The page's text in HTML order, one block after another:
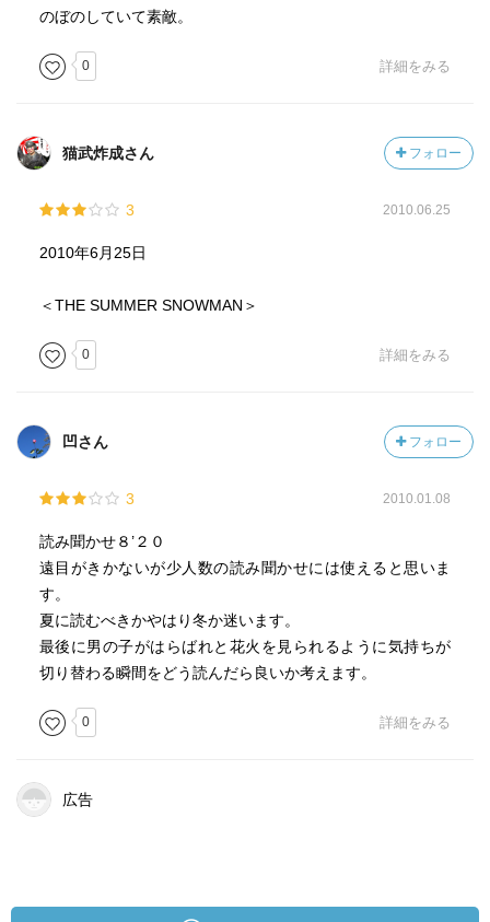
のぼのしていて素敵。
0 詳細をみる
猫武炸成さん フォロー
3 2010.06.25
2010年6月25日
＜THE SUMMER SNOWMAN＞
0 詳細をみる
凹さん フォロー
3 2010.01.08
読み聞かせ８’２０
遠目がきかないが少人数の読み聞かせには使えると思いま
す。
夏に読むべきかやはり冬か迷います。
最後に男の子がはらばれと花火を見られるように気持ちが
切り替わる瞬間をどう読んだら良いか考えます。
0 詳細をみる
広告